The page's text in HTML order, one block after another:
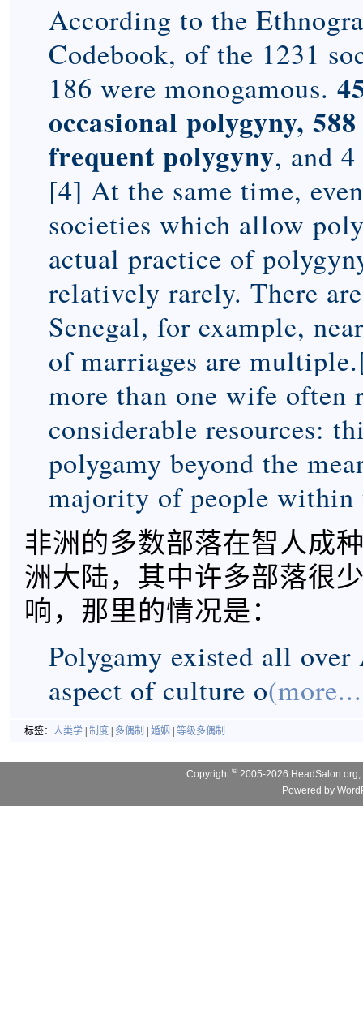
According to the
Codebook, of the 1231
186 were monogamous.
occasional polygyny,
frequent polygyny, and
[4] At the same time,
societies which allow
actual practice of
relatively rarely. There
Senegal, for example,
of marriages are
more than one wife often
considerable resources:
polygamy beyond the
majority of people within
非洲的多数部落在智人成
洲大陆，其中许多部落很
响，那里的情况是：
Polygamy existed all
aspect of culture o
标签： 人类学 制度 多偶制 婚姻 等级多偶制
Copyright© 2005-2026
Powered by